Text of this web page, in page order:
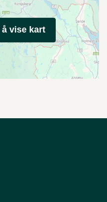
vise kart